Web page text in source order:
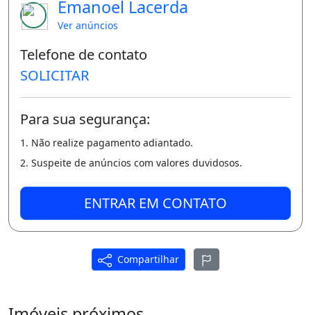
de festas e Playground, segurança total;
água, gás e segurança)
- IPTU anual: R$ 730,00
- Endereço: Rua Jitaúna 150, flores, 69058825
FORMAÇÕES DE PAGAMENTO:
Emanoel Lacerda
Ver anúncios
Telefone de contato
SOLICITAR
Para sua segurança:
1. Não realize pagamento adiantado.
2. Suspeite de anúncios com valores duvidosos.
ENTRAR EM CONTATO
Compartilhar